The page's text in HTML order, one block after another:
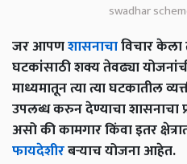
swadhar
जर आपणशासनाचाविचार केला
घटकांसाठी शक्य तेवढ्या
माध्यमातून त्या त्या घटकातील
उपलब्ध करुन देण्याचा शासनाचा
असो की कामगार किंवा इतर
फायदेशीरबऱ्याच योजना आहेत.